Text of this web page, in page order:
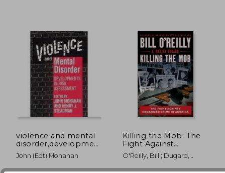
violence and mental
disorder,developments
in risk assessment
John (edt) Monahan
Killing the Mob: The
Fight Against
Organized Crime in
America (Bill
O'Reilly'S Killing
O'Reilly, Bill ; Dugard,